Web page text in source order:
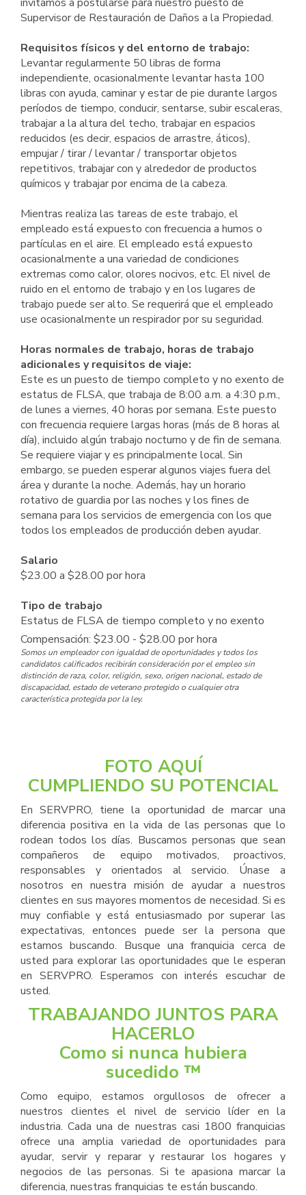
Supervisor de Restauración de Daños a la Propiedad.
Requisitos físicos y del entorno de trabajo:
Levantar regularmente 50 libras de forma
independiente, ocasionalmente levantar hasta 100
libras con ayuda, caminar y estar de pie durante largos
períodos de tiempo, conducir, sentarse, subir escaleras,
trabajar a la altura del techo, trabajar en espacios
reducidos (es decir, espacios de arrastre, áticos),
empujar / tirar / levantar / transportar objetos
repetitivos, trabajar con y alrededor de productos
químicos y trabajar por encima de la cabeza.
Mientras realiza las tareas de este trabajo, el
empleado está expuesto con frecuencia a humos o
partículas en el aire. El empleado está expuesto
ocasionalmente a una variedad de condiciones
extremas como calor, olores nocivos, etc. El nivel de
ruido en el entorno de trabajo y en los lugares de
trabajo puede ser alto. Se requerirá que el empleado
use ocasionalmente un respirador por su seguridad.
Horas normales de trabajo, horas de trabajo
adicionales y requisitos de viaje:
Este es un puesto de tiempo completo y no exento de
estatus de FLSA, que trabaja de 8:00 a.m. a 4:30 p.m.,
de lunes a viernes, 40 horas por semana. Este puesto
con frecuencia requiere largas horas (más de 8 horas al
día), incluido algún trabajo nocturno y de fin de semana.
Se requiere viajar y es principalmente local. Sin
embargo, se pueden esperar algunos viajes fuera del
área y durante la noche. Además, hay un horario
rotativo de guardia por las noches y los fines de
semana para los servicios de emergencia con los que
todos los empleados de producción deben ayudar.
Salario
$23.00 a $28.00 por hora
Tipo de trabajo
Estatus de FLSA de tiempo completo y no exento
Compensación: $23.00 - $28.00 por hora
Somos un empleador con igualdad de oportunidades y todos los
candidatos calificados recibirán consideración por el empleo sin
distinción de raza, color, religión, sexo, origen nacional, estado de
discapacidad, estado de veterano protegido o cualquier otra
característica protegida por la ley.
FOTO AQUÍ
CUMPLIENDO SU POTENCIAL
En SERVPRO, tiene la oportunidad de marcar una
diferencia positiva en la vida de las personas que lo
rodean todos los días. Buscamos personas que sean
compañeros de equipo motivados, proactivos,
responsables y orientados al servicio. Únase a
nosotros en nuestra misión de ayudar a nuestros
clientes en sus mayores momentos de necesidad. Si es
muy confiable y está entusiasmado por superar las
expectativas, entonces puede ser la persona que
estamos buscando. Busque una franquicia cerca de
usted para explorar las oportunidades que le esperan
en SERVPRO. Esperamos con interés escuchar de
usted.
TRABAJANDO JUNTOS PARA
HACERLO
Como si nunca hubiera
sucedido ™
Como equipo, estamos orgullosos de ofrecer a
nuestros clientes el nivel de servicio líder en la
industria. Cada una de nuestras casi 1800 franquicias
ofrece una amplia variedad de oportunidades para
ayudar, servir y reparar y restaurar los hogares y
negocios de las personas. Si te apasiona marcar la
diferencia, nuestras franquicias te están buscando.